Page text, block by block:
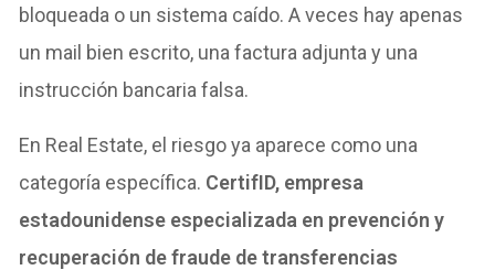
bloqueada o un sistema caído. A veces hay apenas
un mail bien escrito, una factura adjunta y una
instrucción bancaria falsa.
En Real Estate, el riesgo ya aparece como una
categoría específica. CertifID, empresa
estadounidense especializada en prevención y
recuperación de fraude de transferencias